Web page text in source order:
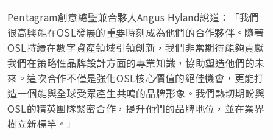
Pentagram創意總監兼合夥人Angus Hyland說道：「我們
很高興能在OSL發展的重要時刻成為他們的合作夥伴。隨著
OSL持續在數字資產領域引領創新，我們非常期待能夠貢獻
我們在策略性品牌設計方面的專業知識，協助塑造他們的未
來。這次合作不僅是強化OSL核心價值的絕佳機會，更能打
造一個能與全球受眾產生共鳴的品牌形象。我們熱切期盼與
OSL的精英團隊緊密合作，提升他們的品牌地位，並在業界
樹立新標竿。」